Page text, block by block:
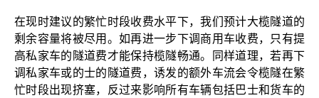
在现时建议的繁忙时段收费水平下，我们预计大榄隧道的
剩余容量将被尽用。如再进一步下调商用车收费，只有提
高私家车的隧道费才能保持榄隧畅通。同样道理，若再下
调私家车或的士的隧道费，诱发的额外车流会令榄隧在繁
忙时段出现挤塞，反过来影响所有车辆包括巴士和货车的